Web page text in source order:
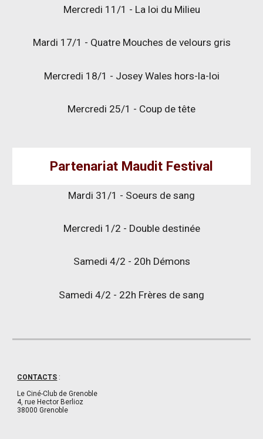
Mercredi 11/1 - La loi du Milieu
Mardi 17/1 - Quatre Mouches de velours gris
Mercredi 18/1 - Josey Wales hors-la-loi
Mercredi 25/1 - Coup de tête
Partenariat Maudit Festival
Mardi 31/1 - Soeurs de sang
Mercredi 1/2 - Double destinée
Samedi 4/2 - 20h Démons
Samedi 4/2 - 22h Frères de sang
CONTACTS :
Le Ciné-Club de Grenoble
4, rue Hector Berlioz
38000 Grenoble